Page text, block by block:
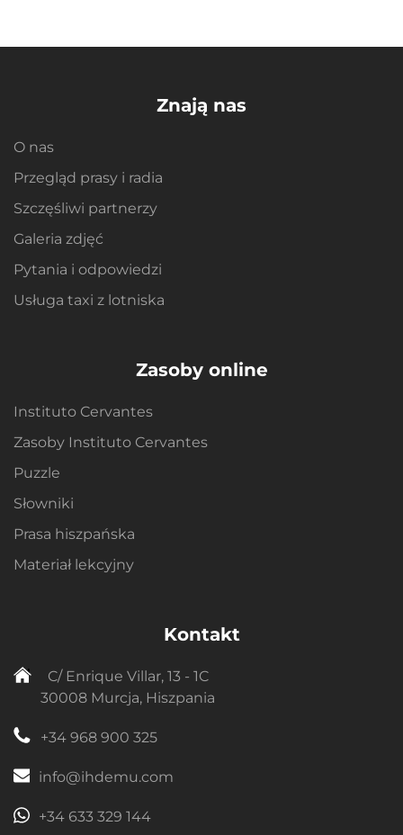
Znają nas
O nas
Przegląd prasy i radia
Szczęśliwi partnerzy
Galeria zdjęć
Pytania i odpowiedzi
Usługa taxi z lotniska
Zasoby online
Instituto Cervantes
Zasoby Instituto Cervantes
Puzzle
Słowniki
Prasa hiszpańska
Materiał lekcyjny
Kontakt
C/ Enrique Villar, 13 - 1C
30008 Murcja, Hiszpania
+34 968 900 325
info@ihdemu.com
+34 633 329 144